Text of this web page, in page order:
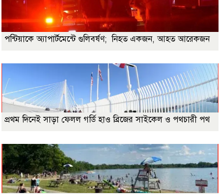
পন্টিয়াকে অ্যাপার্টমেন্টে গুলিবর্ষণ; নিহত একজন, আহত আরেকজন
প্রথম দিনেই সাড়া ফেলল গর্ডি হাও ব্রিজের সাইকেল ও পথচারী পথ